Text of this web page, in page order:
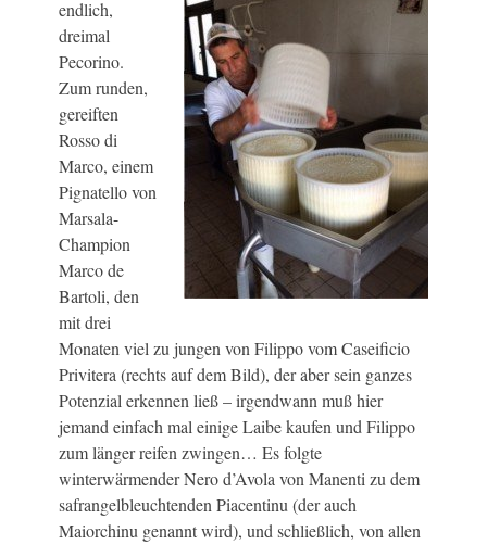
endlich,
dreimal
Pecorino.
Zum runden,
gereiften
Rosso di
Marco, einem
Pignatello von
Marsala-
Champion
Marco de
Bartoli, den
mit drei
Monaten viel zu jungen von Filippo vom Caseificio
Privitera (rechts auf dem Bild), der aber sein ganzes
Potenzial erkennen ließ – irgendwann muß hier
jemand einfach mal einige Laibe kaufen und Filippo
zum länger reifen zwingen… Es folgte
winterwärmender Nero d’Avola von Manenti zu dem
safrangelbleuchtenden Piacentinu (der auch
Maiorchinu genannt wird), und schließlich, von allen